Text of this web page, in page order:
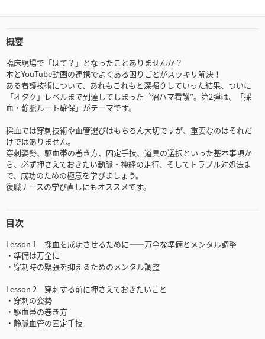
概要
臨床現場で「はて？」となったことありませんか？
本とYouTube動画の連携でよくある困りごとがスッキリ解決！
ある看護技術について、あれもこれもと深掘りしていった結果、ついに
「オタク」レベルまで到達してしまった〝沼ハマ看護″。第2弾は、「採
血・静脈ルート確保」がテーマです。
採血では穿刺技術や血管選びはもちろん大切ですが、重要なのはそれだ
けではありません。
穿刺姿勢、駆血帯の巻き方、固定手技、道具の選択といった基本事項か
ら、必ず押さえておきたい動脈・神経の走行、そしてトラブル対処法ま
で、成功のための極意を学びましょう。
復職ナースの学び直しにもオススメです。
目次
Lesson 1 採血を成功させるために——万全な準備とメンタル調整
・準備は万全に
・穿刺時の緊張を抑えるためのメンタル調整
Lesson 2 穿刺する前に押さえておきたいこと
・穿刺の姿勢
・駆血帯の巻き方
・静脈血管の固定手技